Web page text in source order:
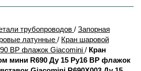
трубопроводов / Запорная
латунные / Кран шаровой
ВР флажок Giacomini / Кран
мини R690 Ду 15 Ру16 ВР флажок